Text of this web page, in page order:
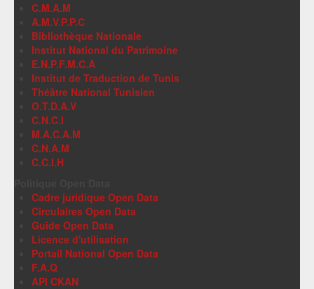
C.M.A.M
A.M.V.P.P.C
Bibliothèque Nationale
Institut National du Patrimoine
E.N.P.F.M.C.A
Institut de Traduction de Tunis
Théâtre National Tunisien
O.T.D.A.V
C.N.C.I
M.A.C.A.M
C.N.A.M
C.C.I.H
Cadre juridique Open Data
Circulaires Open Data
Guide Open Data
Licence d'utilisation
Portail National Open Data
F.A.Q
API CKAN